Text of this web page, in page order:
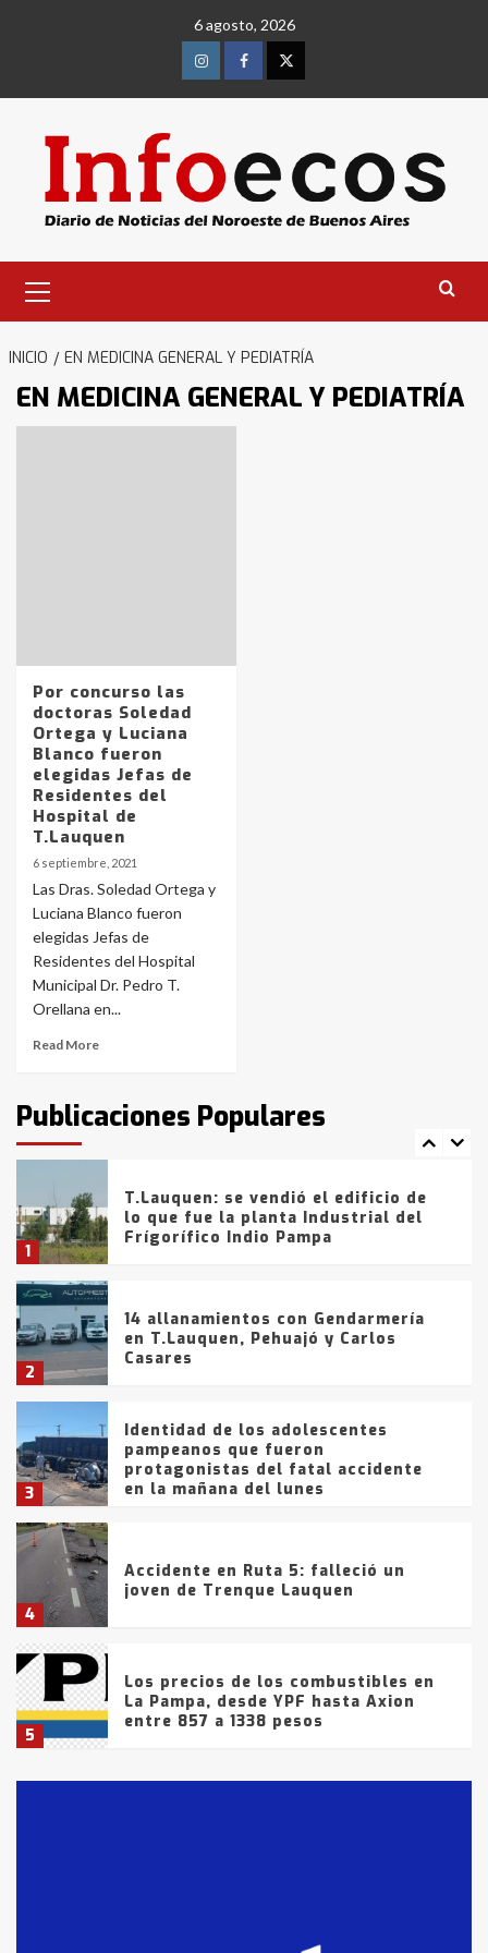
6 agosto, 2026
InstagramFacebookTwitter
primario
INICIO EN MEDICINA GENERAL Y PEDIATRÍA
EN MEDICINA GENERAL Y PEDIATRÍA
Por concurso las
doctoras Soledad
Ortega y Luciana
Blanco fueron
elegidas Jefas de
Residentes del
Hospital de
T.Lauquen
6 septiembre, 2021
Las Dras. Soledad Ortega y
Luciana Blanco fueron
elegidas Jefas de
Residentes del Hospital
Municipal Dr. Pedro T.
Orellana en...
Read More
Publicaciones Populares
4
Accidente en Ruta 5: falleció un
joven de Trenque Lauquen
5
Los precios de los combustibles en
La Pampa, desde YPF hasta Axion
entre 857 a 1338 pesos
6
La Bolsa de Cereales de Bahía
Blanca anticipa que Agosto vendrá
con lluvias y heladas, en gran parte
fueron detenidos por
comercialización de drogas en la
tarde del sábado
1
T.Lauquen: se vendió el edificio de
lo que fue la planta Industrial del
Frígorífico Indio Pampa
2
14 allanamientos con Gendarmería
en T.Lauquen, Pehuajó y Carlos
Casares
3
Identidad de los adolescentes
pampeanos que fueron
protagonistas del fatal accidente
en la mañana del lunes
4
Accidente en Ruta 5: falleció un
joven de Trenque Lauquen
5
Los precios de los combustibles en
La Pampa, desde YPF hasta Axion
entre 857 a 1338 pesos
fueron detenidos por